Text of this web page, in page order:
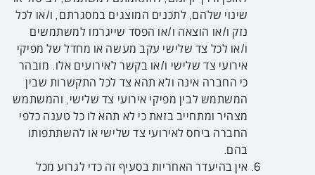
שינוי שלהם, לתכנים המוצגים במסגרתם, ו/או לכל
נזק ו/או הוצאה ו/או הפסד שייגרמו למשתמשים
ו/או לכל צד שלישי עקב מעשה או מחדל של מפיקי
אירועי צד שלישי ו/או בקשר לאירועים אלו. מובהר
כי החברה אינה ולא תהא צד לכל התקשרות שבין
המשתמש לבין מפיקי אירועי צד שלישי, והמשתמש
מצהיר ומתחייב בזאת כי לא תהא לו כל טענה כלפי
החברה ביחס לאירועי צד שלישי או להשתתפותו
בהם.
אין בהיעדר האחריות בסעיף זה כדי לגרוע מכל